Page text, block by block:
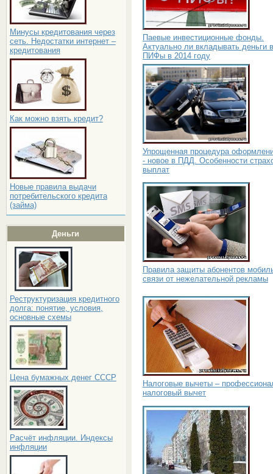
Минусы кредитования через
сеть. Недостатки интернет –
кредитования
Как можно взять кредит?
Новые правила выдачи
потребительского кредита
(займа)
Деньги
Реструктуризация кредитного
долга: понятие, условия,
основные схемы
Цена бумажных денег СССР
Расчёт инфляции. Индексы
инфляции
Паевые инвестиционные фонды.
Актуально ли вкладывать деньги в
ПИФы в 2014 году
Упрощенная процедура
- новое в ПДД. Особенности
выплат
Правила защиты абонентов
связи от нежелательной рекламы
Налоговые вычеты –
налоговый вычет